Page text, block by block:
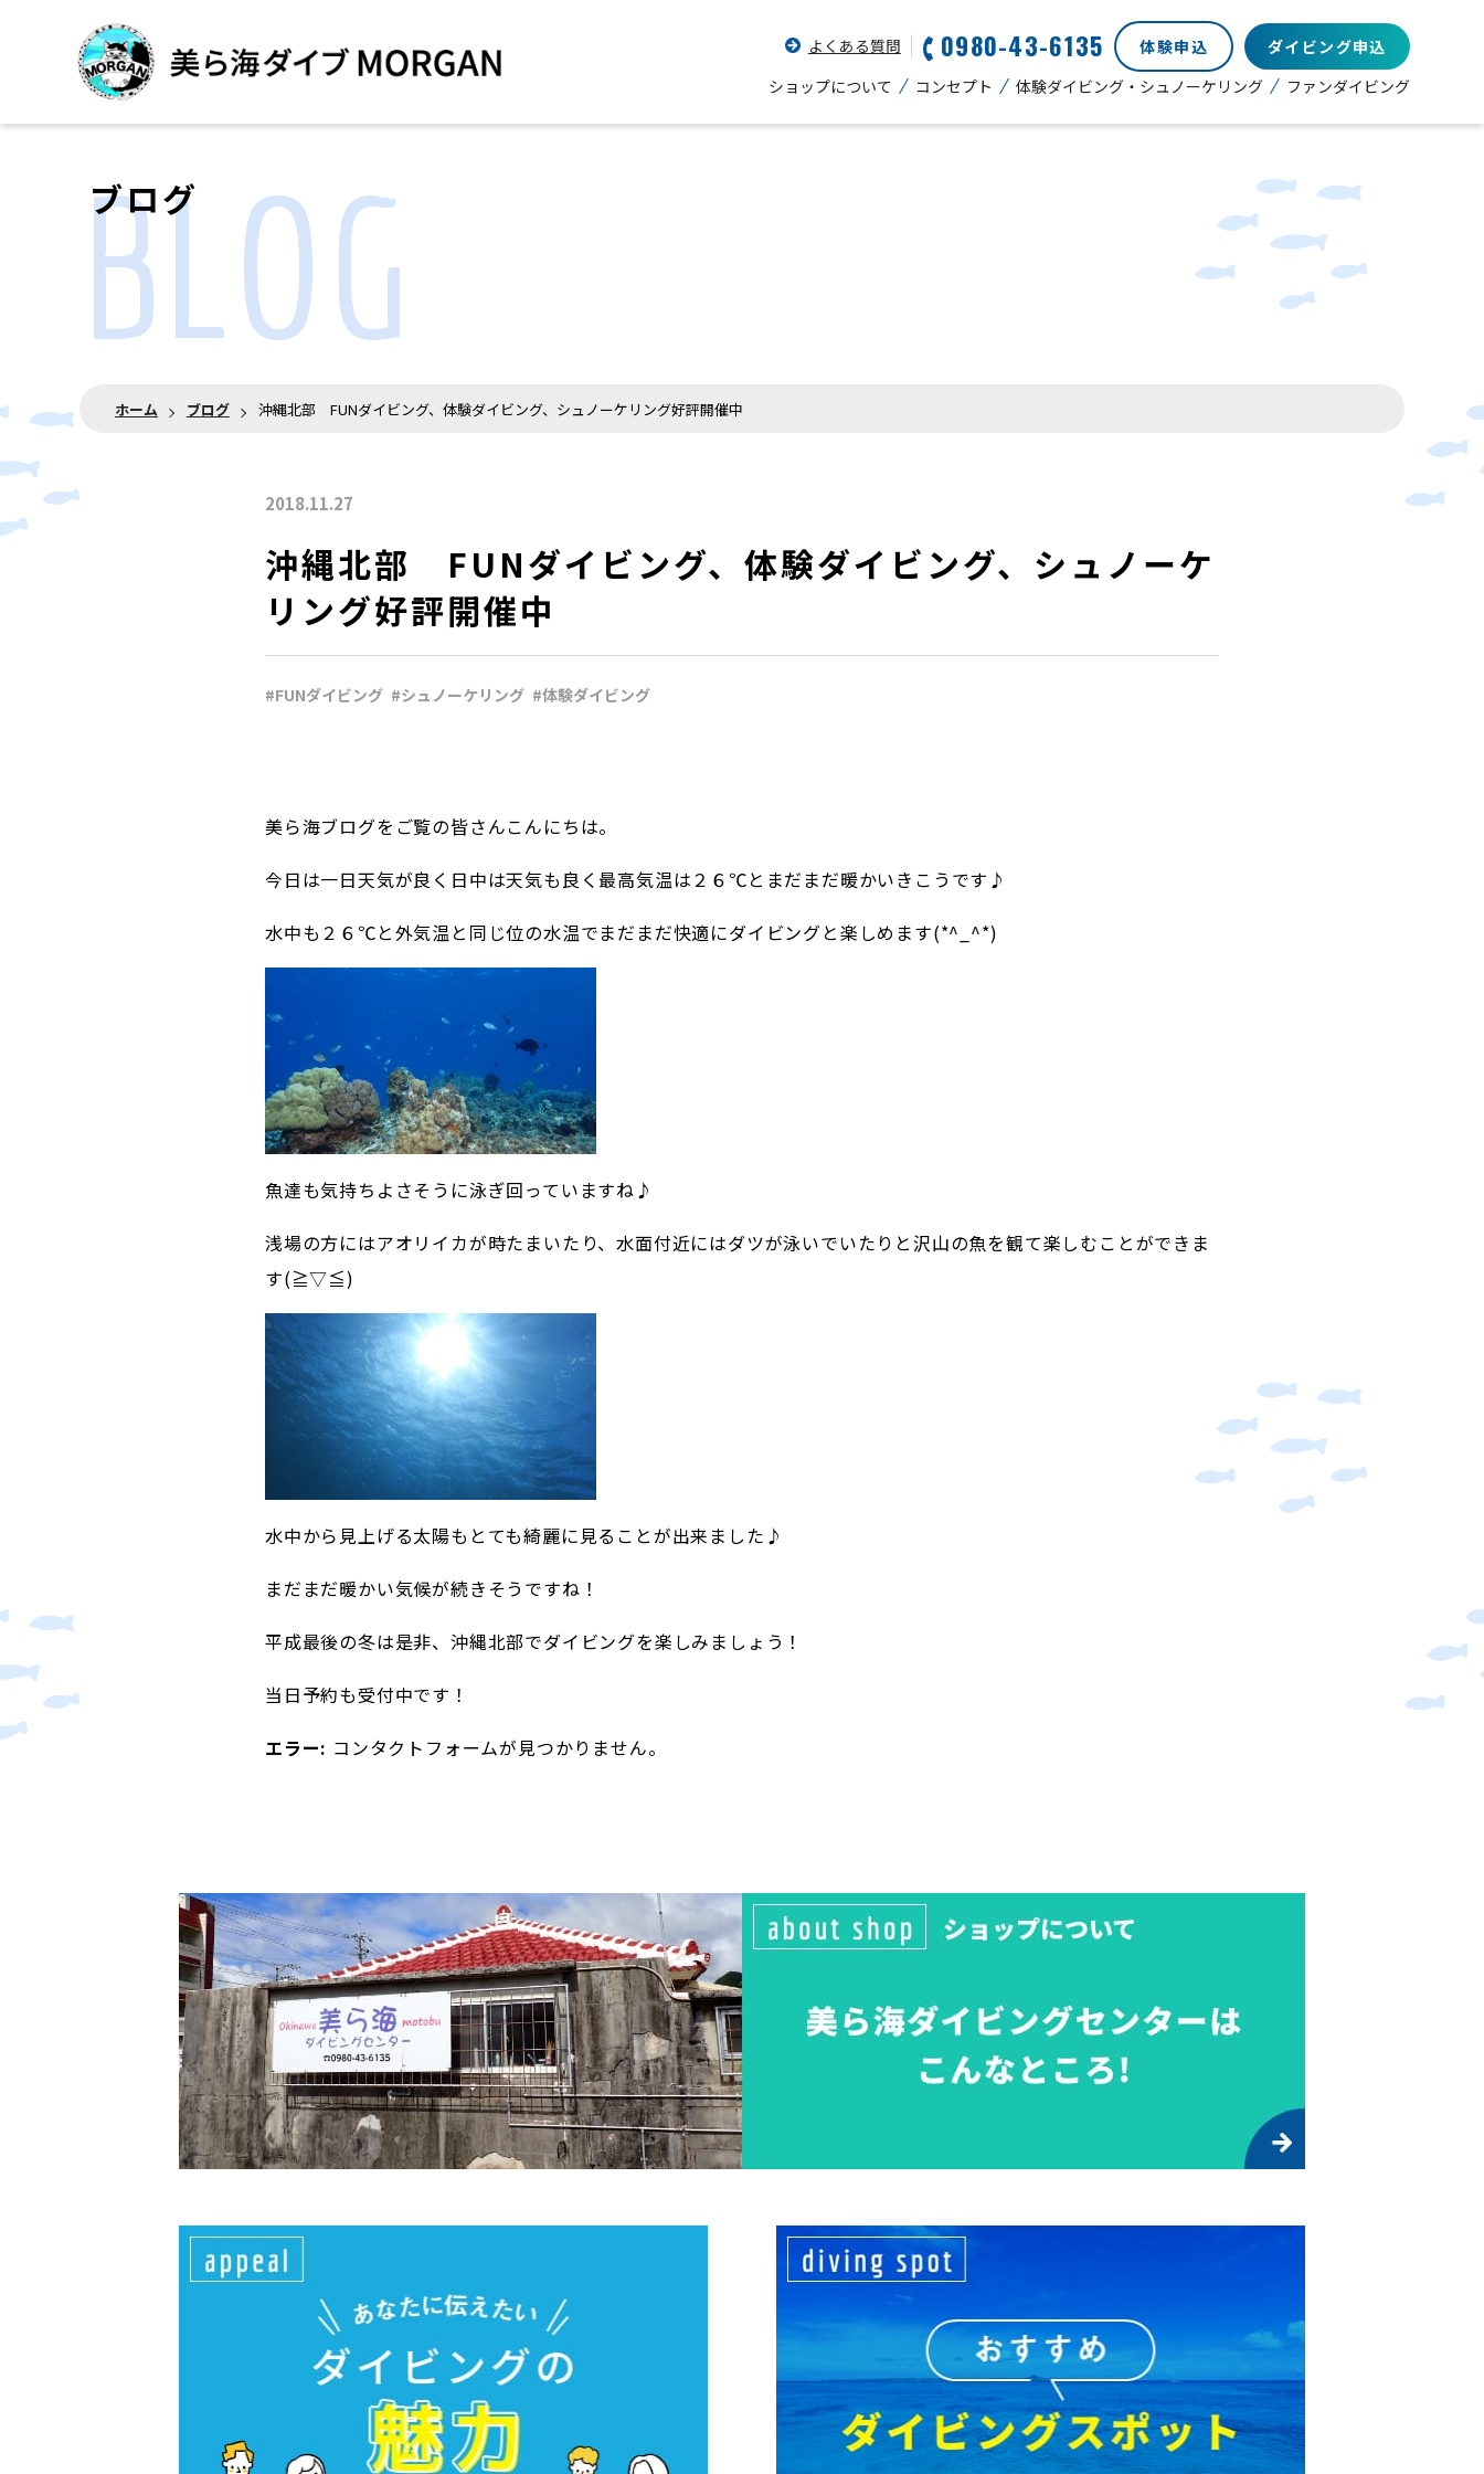
よくある質問 0980-43-6135 体験申込
ダイビング申込
ショップについて
コンセプト 体験ダイビング・シュノーケリング ファンダイビング
ブログ
BLOG
ホーム ブログ 沖縄北部 FUNダイビング、体験ダイビング、シュノーケリング好評開催中
2018.11.27
沖縄北部 FUNダイビング、体験ダイビング、シュノーケ
リング好評開催中
#FUNダイビング #シュノーケリング #体験ダイビング
美ら海ブログをご覧の皆さんこんにちは。
今日は一日天気が良く日中は天気も良く最高気温は２６℃とまだまだ暖かいきこうです♪
水中も２６℃と外気温と同じ位の水温でまだまだ快適にダイビングと楽しめます(*^_^*)
魚達も気持ちよさそうに泳ぎ回っていますね♪
浅場の方にはアオリイカが時たまいたり、水面付近にはダツが泳いでいたりと沢山の魚を観て楽しむことができま
す(≧▽≦)
水中から見上げる太陽もとても綺麗に見ることが出来ました♪
まだまだ暖かい気候が続きそうですね！
平成最後の冬は是非、沖縄北部でダイビングを楽しみましょう！
当日予約も受付中です！
エラー: コンタクトフォームが見つかりません。